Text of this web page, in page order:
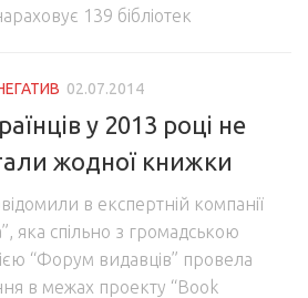
139 бібліотек
02.07.2014
у 2013 році не
жодної книжки
в експертній компанії
яка спільно з громадською
“Форум видавців” провела
в межах проекту “Book